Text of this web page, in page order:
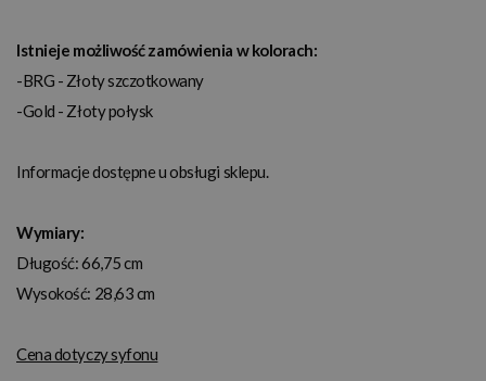
Istnieje możliwość zamówienia w kolorach:
-BRG - Złoty szczotkowany
-Gold - Złoty połysk
Informacje dostępne u obsługi sklepu.
Wymiary:
Długość: 66,75 cm
Wysokość: 28,63 cm
Cena dotyczy syfonu